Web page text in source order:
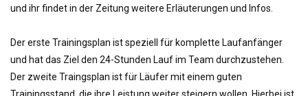
und ihr findet in der Zeitung weitere Erläuterungen und Infos.
Der erste Trainingsplan ist speziell für komplette Laufanfänger
und hat das Ziel den 24-Stunden Lauf im Team durchzustehen.
Der zweite Traingsplan ist für Läufer mit einem guten